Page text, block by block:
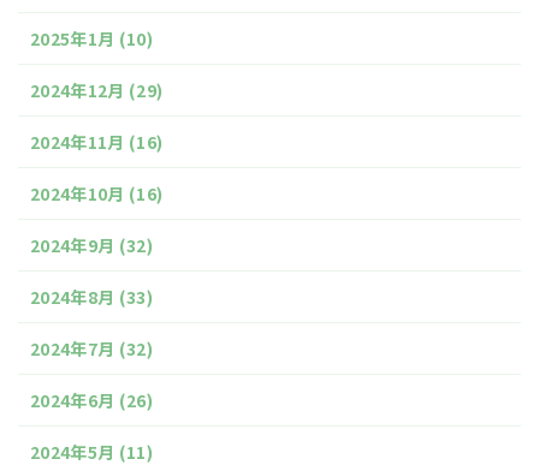
2025年1月 (10)
2024年12月 (29)
2024年11月 (16)
2024年10月 (16)
2024年9月 (32)
2024年8月 (33)
2024年7月 (32)
2024年6月 (26)
2024年5月 (11)